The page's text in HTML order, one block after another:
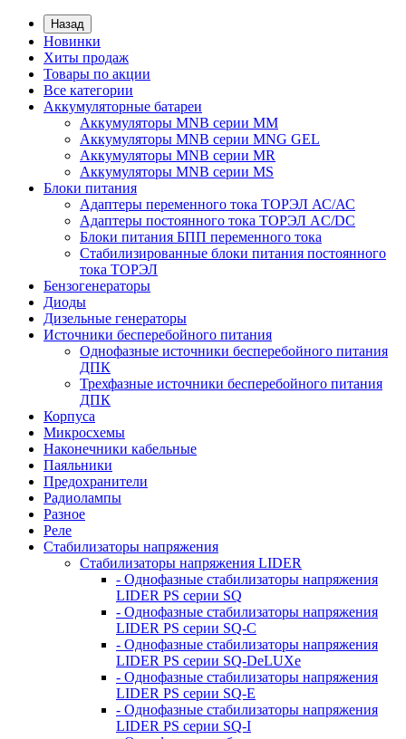
Назад
Новинки
Хиты продаж
Товары по акции
Все категории
Аккумуляторные батареи
Аккумуляторы MNB серии MM
Аккумуляторы MNB серии MNG GEL
Аккумуляторы MNB серии MR
Аккумуляторы MNB серии MS
Блоки питания
Адаптеры переменного тока ТОРЭЛ АС/АС
Адаптеры постоянного тока ТОРЭЛ AC/DC
Блоки питания БПП переменного тока
Стабилизированные блоки питания постоянного
тока ТОРЭЛ
Бензогенераторы
Диоды
Дизельные генераторы
Источники бесперебойного питания
Однофазные источники бесперебойного питания
ДПК
Трехфазные источники бесперебойного питания
ДПК
Корпуса
Микросхемы
Наконечники кабельные
Паяльники
Предохранители
Радиолампы
Разное
Реле
Стабилизаторы напряжения
Стабилизаторы напряжения LIDER
- Однофазные стабилизаторы напряжения
LIDER PS серии SQ
- Однофазные стабилизаторы напряжения
LIDER PS серии SQ-C
- Однофазные стабилизаторы напряжения
LIDER PS серии SQ-DeLUXe
- Однофазные стабилизаторы напряжения
LIDER PS серии SQ-E
- Однофазные стабилизаторы напряжения
LIDER PS серии SQ-I